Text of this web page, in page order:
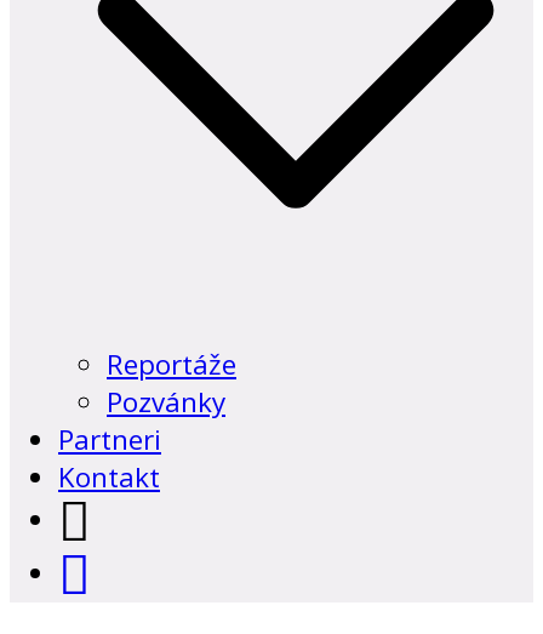
Reportáže
Pozvánky
Partneri
Kontakt